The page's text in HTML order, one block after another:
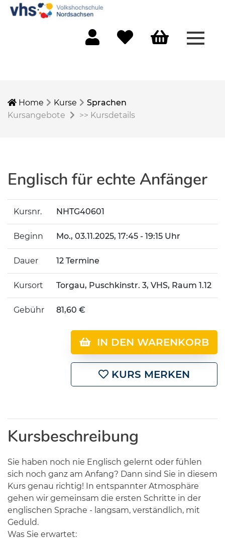
Home Kurse
Sprachen
Kursangebote
>> Kursdetails
Englisch für echte Anfänger
Kursnr. NHTG40601
Beginn Mo., 03.11.2025, 17:45 - 19:15 Uhr
Dauer 12 Termine
Kursort Torgau, Puschkinstr. 3, VHS, Raum 1.12
Gebühr 81,60 €
IN DEN WARENKORB
KURS MERKEN
Kursbeschreibung
Sie haben noch nie Englisch gelernt oder fühlen
sich noch ganz am Anfang? Dann sind Sie in diesem
Kurs genau richtig! In entspannter Atmosphäre
gehen wir gemeinsam die ersten Schritte in der
englischen Sprache - langsam, verständlich, mit
Geduld.
Was Sie erwartet: